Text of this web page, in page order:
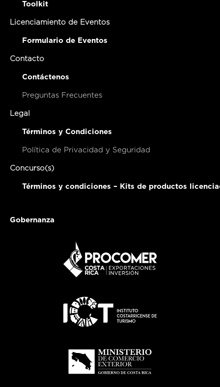
Toolkit
Licenciamiento de Eventos
Formulario de Eventos
Contacto
Contáctenos
Preguntas Frecuentes
Legal
Términos y Condiciones
Política de Privacidad y Seguridad
Concurso(s)
Términos y condiciones – Kits de productos
Gobernanza